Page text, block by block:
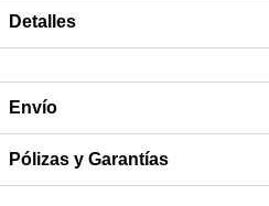
Detalles
Envío
Pólizas y Garantías